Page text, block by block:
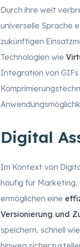
Durch ihre weit
universelle Sprache
zukünftigen
Technologien wie
Integration von GIFs
Digital
Im Kontext von
häufig für Marketing,
ermöglichen eine
Versionierung und
speichern, schnell